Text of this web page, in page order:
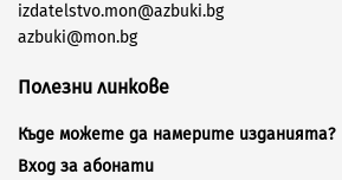
izdatelstvo.mon@azbuki.bg
azbuki@mon.bg
Полезни линкове
Къде можете да намерите изданията?
Вход за абонати